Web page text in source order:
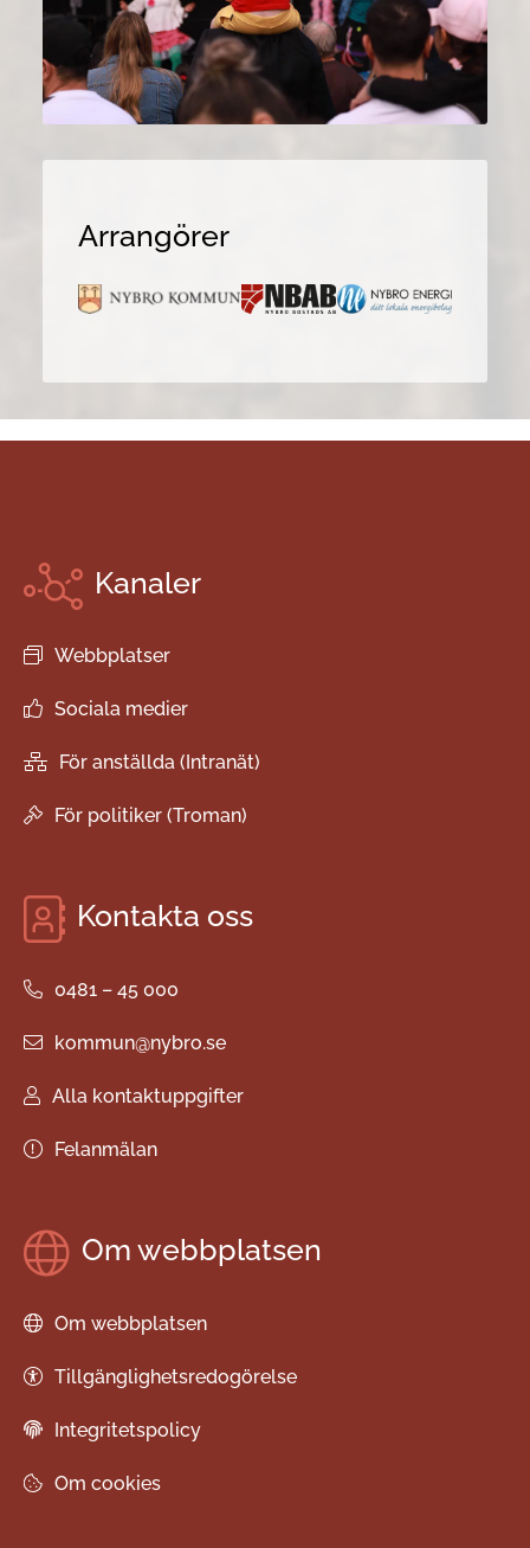
Arrangörer
Kanaler
Webbplatser
Sociala medier
För anställda (Intranät)
För politiker (Troman)
Kontakta oss
0481 – 45 000
kommun@nybro.se
Alla kontaktuppgifter
Felanmälan
Om webbplatsen
Om webbplatsen
Tillgänglighetsredogörelse
Integritetspolicy
Om cookies